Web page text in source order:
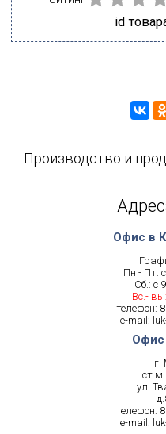
id
Производство и
Офис в
Пн - Пт:
Сб.: с
Вс.-
телефон:
e-mail:
Офис
г.
ул.
телефон:
e-mail: